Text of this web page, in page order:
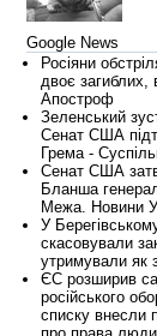
Google News
Росіяни
двоє загиблих,
Апостроф
Зеленський
Сенат США
Грема -
Сенат США
Бланша
Межа. Новини
У
скасовували
утримували як
ЄС розширив
російського
списку внесли